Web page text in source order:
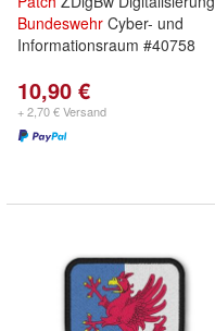
Bundeswehr Cyber- und
Informationsraum #40758
10,90 €
+ 2,70 € Versand